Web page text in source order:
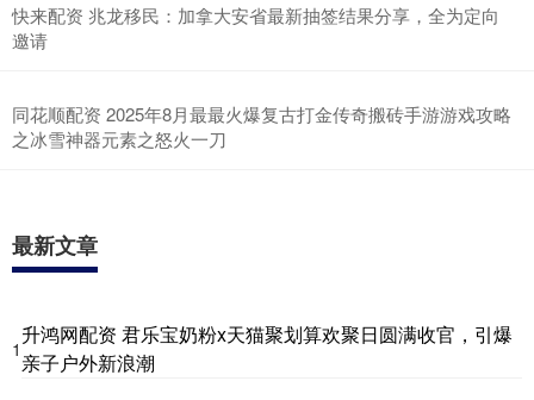
快来配资 兆龙移民：加拿大安省最新抽签结果分享，全为定向
邀请
同花顺配资 2025年8月最最火爆复古打金传奇搬砖手游游戏攻略
之冰雪神器元素之怒火一刀
最新文章
1
升鸿网配资 君乐宝奶粉x天猫聚划算欢聚日圆满收官，引爆
亲子户外新浪潮